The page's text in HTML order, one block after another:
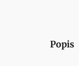
Popis